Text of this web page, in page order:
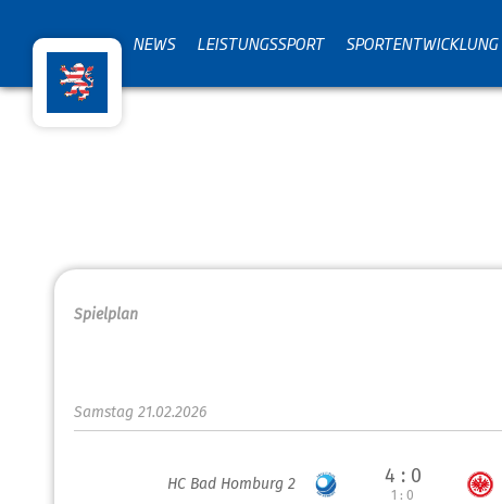
NEWS LEISTUNGSSPORT SPORTENTWICKLUNG
Spielplan
Samstag 21.02.2026
HC Bad Homburg 2 4 : 0
1 : 0